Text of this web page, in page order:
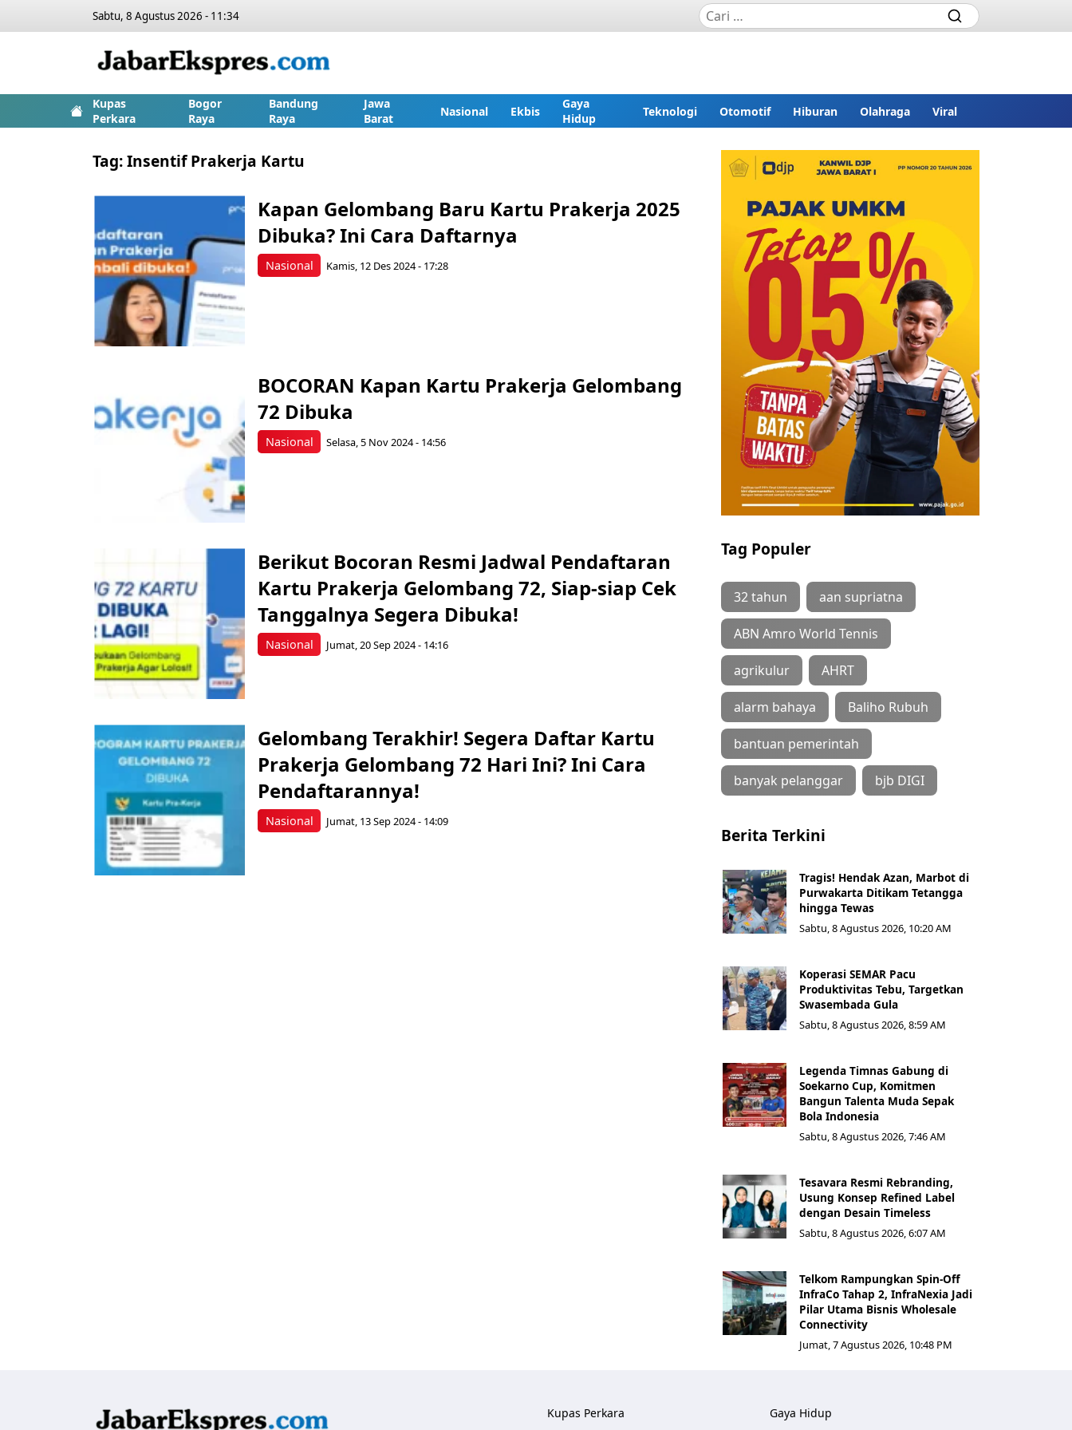
Sabtu, 8 Agustus 2026 - 11:34
Kupas
Perkara
Bogor
Raya
Bandung
Raya
Jawa
Barat
Nasional Ekbis
Gaya
Hidup
Teknologi Otomotif Hiburan Olahraga Viral
Tag:Insentif Prakerja Kartu
Nasional
Kapan Gelombang Baru Kartu Prakerja 2025
Dibuka? Ini Cara Daftarnya
Kamis, 12 Des 2024 - 17:28
Nasional
BOCORAN Kapan Kartu Prakerja Gelombang
72 Dibuka
Selasa, 5 Nov 2024 - 14:56
Nasional
Berikut Bocoran Resmi Jadwal Pendaftaran
Kartu Prakerja Gelombang 72, Siap-siap Cek
Tanggalnya Segera Dibuka!
Jumat, 20 Sep 2024 - 14:16
Nasional
Gelombang Terakhir! Segera Daftar Kartu
Prakerja Gelombang 72 Hari Ini? Ini Cara
Pendaftarannya!
Jumat, 13 Sep 2024 - 14:09
Tag Populer
32 tahun aan supriatna
ABN Amro World Tennis
agrikulur AHRT
alarm bahaya Baliho Rubuh
bantuan pemerintah
banyak pelanggar bjb DIGI
Berita Terkini
Tragis! Hendak Azan, Marbot di
Purwakarta Ditikam Tetangga
hingga Tewas
Sabtu, 8 Agustus 2026, 10:20 AM
Koperasi SEMAR Pacu
Produktivitas Tebu, Targetkan
Swasembada Gula
Sabtu, 8 Agustus 2026, 8:59 AM
Legenda Timnas Gabung di
Soekarno Cup, Komitmen
Bangun Talenta Muda Sepak
Bola Indonesia
Sabtu, 8 Agustus 2026, 7:46 AM
Tesavara Resmi Rebranding,
Usung Konsep Refined Label
dengan Desain Timeless
Sabtu, 8 Agustus 2026, 6:07 AM
Telkom Rampungkan Spin-Off
InfraCo Tahap 2, InfraNexia Jadi
Pilar Utama Bisnis Wholesale
Connectivity
Jumat, 7 Agustus 2026, 10:48 PM
Kupas Perkara
Gaya Hidup